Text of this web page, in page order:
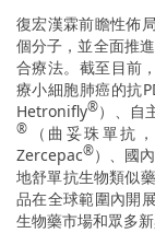
復宏漢霖前瞻性佈
個分子，並全面推
合療法。截至目前
療小細胞肺癌的抗
Hetronifly®）、自
® （曲妥珠單抗
Zercepac®）、國
地舒單抗生物類似
品在全球範圍內開
生物藥市場和眾多新